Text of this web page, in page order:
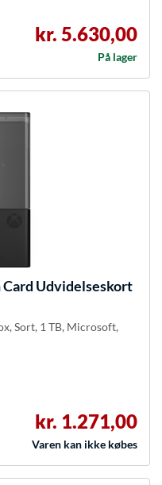
kr. 5.630,00
På lager
Card Udvidelseskort
Sort, 1 TB, Microsoft,
kr. 1.271,00
Varen kan ikke købes